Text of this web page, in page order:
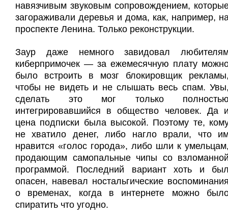
навязчивым звуковым сопровождением,
загораживали деревья и дома, как, например,
проспекте Ленина. Только реконструкции.
Заур даже немного завидовал
киберпримочек — за ежемесячную плату
было встроить в мозг блокировщик
чтобы не видеть и не слышать весь спам.
сделать это мог только
интегрировавшийся в общество человек. Да
цена подписки была высокой. Поэтому те,
не хватило денег, либо нагло врали, что
нравится «голос города», либо шли к
продающим самопальные чипы со
программой. Последний вариант хоть и
опасен, навевал ностальгические
о временах, когда в интернете можно
спиратить что угодно.